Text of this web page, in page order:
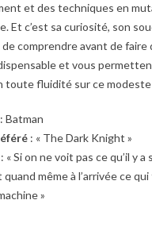
et des techniques en
Et c’est sa curiosité, son
comprendre avant de faire
et vous
toute fluidité sur ce
: Batman
: « The Dark Knight »
: « Si on ne voit pas ce qu’il y a
quand même à l’arrivée ce
»